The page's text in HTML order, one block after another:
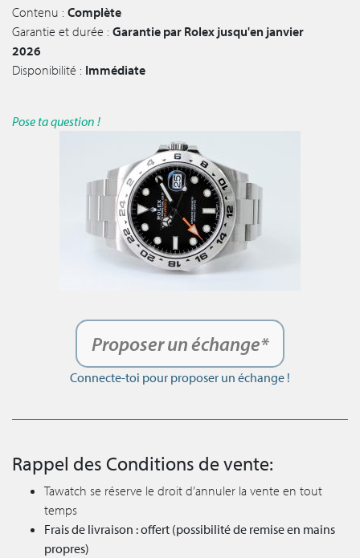
Contenu : Complète
Garantie et durée : Garantie par Rolex jusqu'en janvier
2026
Disponibilité : Immédiate
Pose ta question !
Proposer un échange*
Connecte-toi pour proposer un échange !
Rappel des Conditions de vente:
Tawatch se réserve le droit d’annuler la vente en tout
temps
Frais de livraison : offert (possibilité de remise en mains
propres)